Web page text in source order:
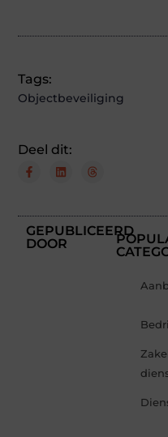
Tags:
Objectbeveiliging
Deel dit:
GEPUBLICEERD
DOOR